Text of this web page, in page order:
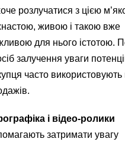
розлучатися з цією
живою і такою вже
для нього істотою.
залучення уваги
часто використовують
і відео-ролики
затримати увагу